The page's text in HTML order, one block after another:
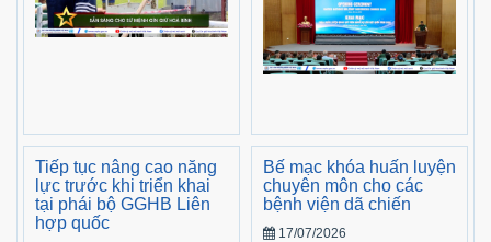
Tiếp tục nâng cao năng
lực trước khi triển khai
tại phái bộ GGHB Liên
hợp quốc
Bế mạc khóa huấn luyện
chuyên môn cho các
bệnh viện dã chiến
17/07/2026